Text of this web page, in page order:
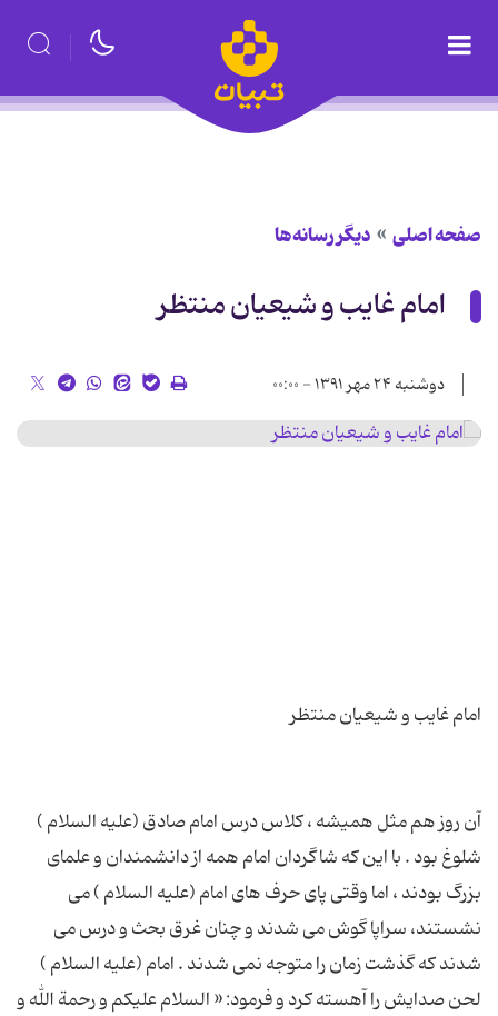
صفحه اصلی دیگر رسانه‌ها
امام غایب و شیعیان منتظر
دوشنبه ۲۴ مهر ۱۳۹۱ - ۰۰:۰۰
آن روز هم مثل همیشه ، کلاس درس امام صادق (علیه السلام )
شلوغ بود . با این که شاگردان امام همه از دانشمندان و علمای
بزرگ بودند ، اما وقتی پای حرف های امام (علیه السلام ) می
نشستند، سراپا گوش می شدند و چنان غرق بحث و درس می
شدند که گذشت زمان را متوجه نمی شدند . امام (علیه السلام )
لحن صدایش را آهسته کرد و فرمود: « السلام علیکم و رحمة الله و